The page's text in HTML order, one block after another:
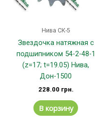
Нива СК-5
Звездочка натяжная с
подшипником 54-2-48-1
(z=17; t=19.05) Нива,
Дон-1500
228.00 грн.
В корзину